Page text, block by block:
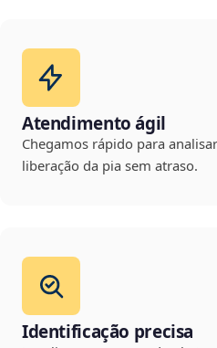
Atendimento ágil
Chegamos rápido para
liberação da pia sem atraso.
Identificação precisa